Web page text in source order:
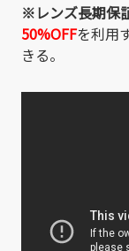
※レンズ長期保
50%OFFを利用
きる。